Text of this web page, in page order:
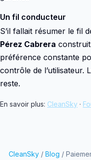
Un fil conducteur
S’il fallait résumer le fil
Pérez Cabrera
préférence constante
contrôle de l’utilisateur.
reste.
En savoir plus: CleanSky ·
CleanSky/ Blog /